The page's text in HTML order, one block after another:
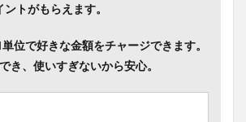
トがもらえます。
位で好きな金額をチャージできます。
き、使いすぎないから安心。